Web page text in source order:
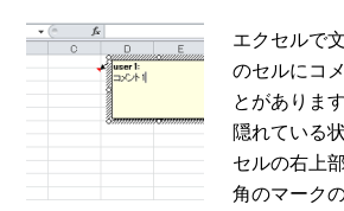
エクセルで
のセルにコ
とがありま
隠れている
セルの右上
角のマーク